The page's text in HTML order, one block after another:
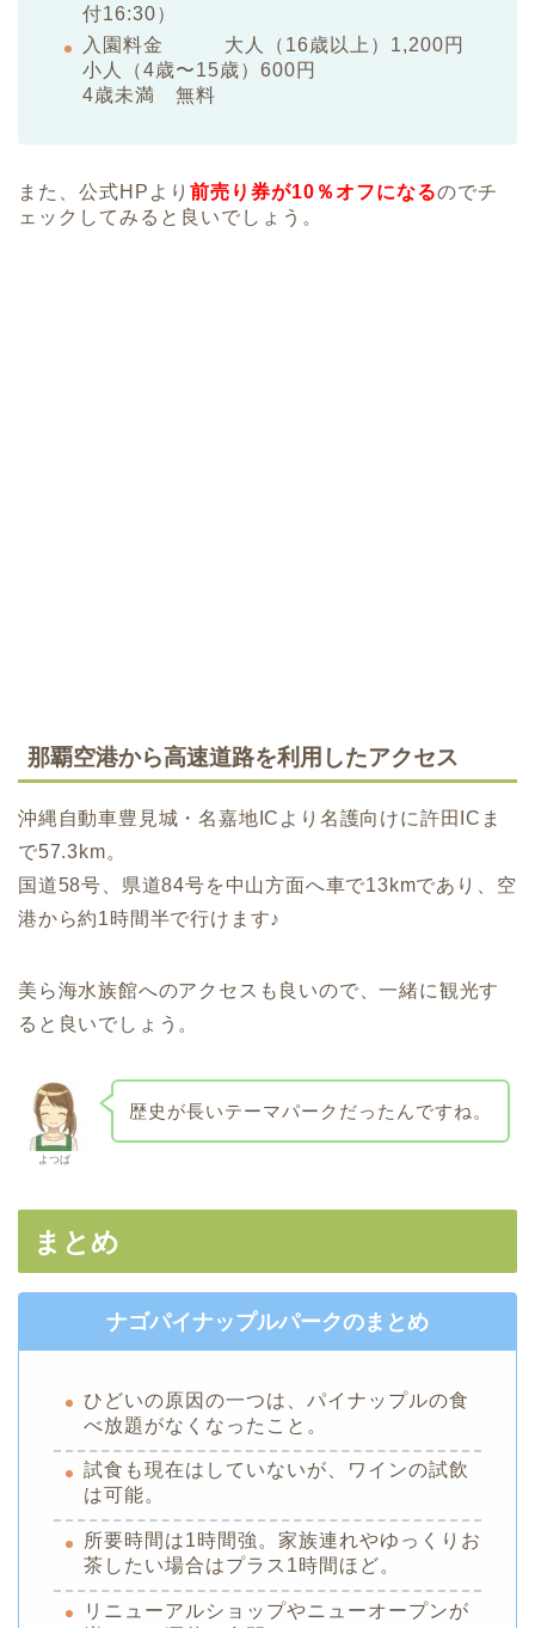
付16:30）
入園料金 大人（16歳以上）1,200円
小人（4歳〜15歳）600円
4歳未満 無料
また、公式HPより 前売り券が10％オフになるのでチ
ェックしてみると良いでしょう。
那覇空港から高速道路を利用したアクセス
沖縄自動車豊見城・名嘉地ICより名護向けに許田ICま
で57.3km。
国道58号、県道84号を中山方面へ車で13kmであり、空
港から約1時間半で行けます♪
美ら海水族館へのアクセスも良いので、一緒に観光す
ると良いでしょう。
よつば
歴史が長いテーマパークだったんですね。
まとめ
ナゴパイナップルパークのまとめ
ひどいの原因の一つは、パイナップルの食
べ放題がなくなったこと。
試食も現在はしていないが、ワインの試飲
は可能。
所要時間は1時間強。家族連れやゆっくりお
茶したい場合はプラス1時間ほど。
リニューアルショップやニューオープンが